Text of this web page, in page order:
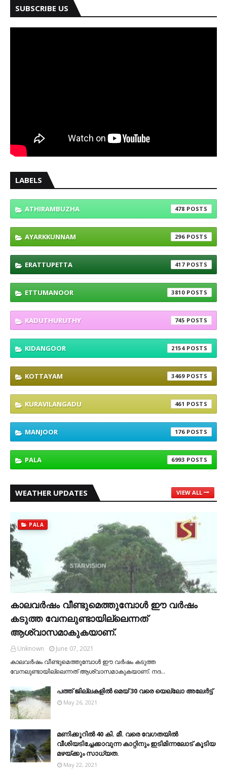
SUBSCRIBE US
LABELS
ATHIRAMBUZHA 478
AYARKKUNNAM 296
ERATTUPETTA 417
ETTUMANOOR 3810
KADUTHURUTHY 745
KIDANGOOR 2154
KOTTAYAM 3469
KURAVILANGADU 461
MANJOOR 176
PALA 6993
WEATHER UPDATES VIEW ALL
PALA
കാലവര്‍ഷം വീണ്ടുമെത്തുമ്പോള്‍ ഈ വര്‍ഷം
കടുത്ത വേനലുണ്ടായില്ലെന്നത്
ആശ്വാസമാകുകയാണ്.
Unknown
June 07, 2021
കാലവര്‍ഷം വീണ്ടുമെത്തുമ്പോള്‍ ഈ വര്‍ഷം കടുത്ത
വേനലുണ്ടായില്ലെന്നത് ആശ്വാസമാകുകയാണ്. നദ…
പത്ത് ജില്ലകളില്‍ മെയ് 30 വരെ യെല്ലോ അലേര്‍ട്ട്
May 26, 2021
മണിക്കൂറിൽ 40 കി. മീ. വരെ വേഗതയിൽ
വീശിയടിച്ചേക്കാവുന്ന കാറ്റിനും ഇടിമിന്നലോട് കൂടിയ
മഴയ്ക്കും സാധ്യത.
May 22, 2021